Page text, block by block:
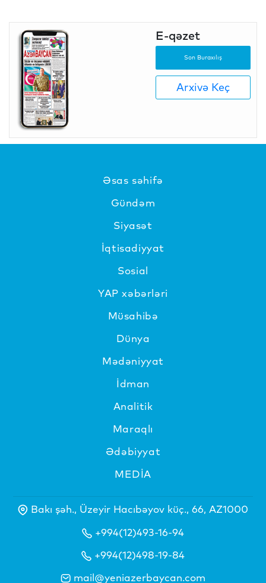
E-qəzet
Son Buraxılış
Arxivə Keç
Əsas səhifə
Gündəm
Siyasət
İqtisadiyyat
Sosial
YAP xəbərləri
Müsahibə
Dünya
Mədəniyyat
İdman
Analitik
Maraqlı
Ədəbiyyat
MEDİA
Bakı şəh., Üzeyir Hacıbəyov küç., 66, AZ1000
+994(12)493-16-94
+994(12)498-19-84
mail@yeniazerbaycan.com